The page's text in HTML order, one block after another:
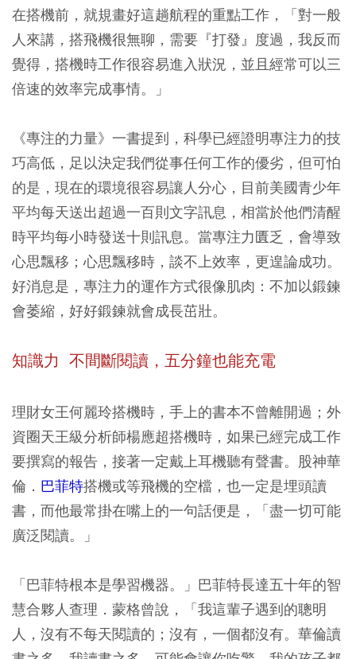
在搭機前，就規畫好這趟航程的重點工作，「對一般
人來講，搭飛機很無聊，需要『打發』度過，我反而
覺得，搭機時工作很容易進入狀況，並且經常可以三
倍速的效率完成事情。」
《專注的力量》一書提到，科學已經證明專注力的技
巧高低，足以決定我們從事任何工作的優劣，但可怕
的是，現在的環境很容易讓人分心，目前美國青少年
平均每天送出超過一百則文字訊息，相當於他們清醒
時平均每小時發送十則訊息。當專注力匱乏，會導致
心思飄移；心思飄移時，談不上效率，更遑論成功。
好消息是，專注力的運作方式很像肌肉：不加以鍛鍊
會萎縮，好好鍛鍊就會成長茁壯。
知識力 不間斷閱讀，五分鐘也能充電
理財女王何麗玲搭機時，手上的書本不曾離開過；外
資圈天王級分析師楊應超搭機時，如果已經完成工作
要撰寫的報告，接著一定戴上耳機聽有聲書。股神華
倫． 巴菲特搭機或等飛機的空檔，也一定是埋頭讀
書，而他最常掛在嘴上的一句話便是，「盡一切可能
廣泛閱讀。」
「巴菲特根本是學習機器。」巴菲特長達五十年的智
慧合夥人查理．蒙格曾說，「我這輩子遇到的聰明
人，沒有不每天閱讀的；沒有，一個都沒有。華倫讀